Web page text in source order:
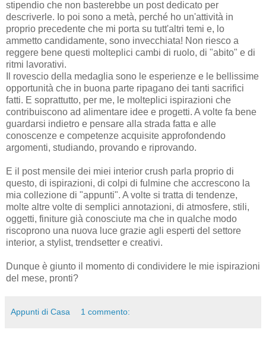
stipendio che non basterebbe un post dedicato per
descriverle. Io poi sono a metà, perché ho un'attività in
proprio precedente che mi porta su tutt'altri temi e, lo
ammetto candidamente, sono invecchiata! Non riesco a
reggere bene questi molteplici cambi di ruolo, di "abito" e di
ritmi lavorativi.
Il rovescio della medaglia sono le esperienze e le bellissime
opportunità che in buona parte ripagano dei tanti sacrifici
fatti. E soprattutto, per me, le molteplici ispirazioni che
contribuiscono ad alimentare idee e progetti. A volte fa bene
guardarsi indietro e pensare alla strada fatta e alle
conoscenze e competenze acquisite approfondendo
argomenti, studiando, provando e riprovando.
E il post mensile dei miei interior crush parla proprio di
questo, di ispirazioni, di colpi di fulmine che accrescono la
mia collezione di "appunti". A volte si tratta di tendenze,
molte altre volte di semplici annotazioni, di atmosfere, stili,
oggetti, finiture già conosciute ma che in qualche modo
riscoprono una nuova luce grazie agli esperti del settore
interior, a stylist, trendsetter e creativi.
Dunque è giunto il momento di condividere le mie ispirazioni
del mese, pronti?
Appunti di Casa 1 commento: